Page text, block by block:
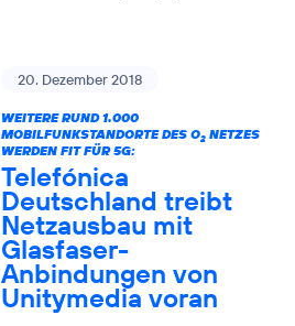
20. Dezember 2018
WEITERE RUND 1.000
MOBILFUNKSTANDORTE DES O2NETZES
WERDEN FIT FÜR 5G:
Telefónica
Deutschland treibt
Netzausbau mit
Glasfaser-
Anbindungen von
Unitymedia voran